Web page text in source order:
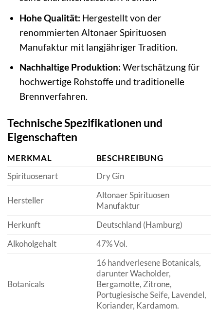
Hohe Qualität: Hergestellt von der
renommierten Altonaer Spirituosen
Manufaktur mit langjähriger Tradition.
Nachhaltige Produktion: Wertschätzung für
hochwertige Rohstoffe und traditionelle
Brennverfahren.
Technische Spezifikationen und
Eigenschaften
MERKMAL
BESCHREIBUNG
Spirituosenart
Dry Gin
Hersteller
Altonaer Spirituosen
Manufaktur
Herkunft
Deutschland (Hamburg)
Alkoholgehalt
47% Vol.
Botanicals
16 handverlesene Botanicals,
darunter Wacholder,
Bergamotte, Zitrone,
Portugiesische Seife, Lavendel,
Koriander, Kardamom.